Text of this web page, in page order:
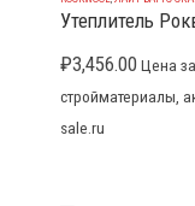
Утеплитель
₽3,456.00 Цена
стройматериалы,
sale.ru